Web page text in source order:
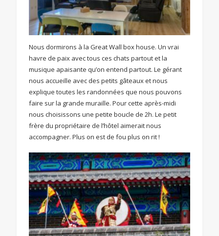
Nous dormirons à la Great Wall box house. Un vrai
havre de paix avec tous ces chats partout et la
musique apaisante qu’on entend partout. Le gérant
nous accueille avec des petits gâteaux et nous
explique toutes les randonnées que nous pouvons
faire sur la grande muraille. Pour cette après-midi
nous choisissons une petite boucle de 2h. Le petit
frère du propriétaire de l’hôtel aimerait nous
accompagner. Plus on est de fou plus on rit !